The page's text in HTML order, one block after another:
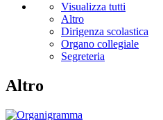
Visualizza tutti
Altro
Dirigenza scolastica
Organo collegiale
Segreteria
Altro